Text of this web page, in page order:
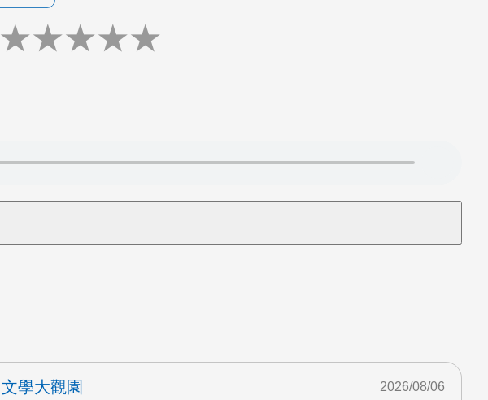
★★★★★
文學大觀園
2026/08/06